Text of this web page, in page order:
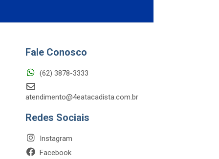
Fale Conosco
(62) 3878-3333
atendimento@4eatacadista.com.br
Redes Sociais
Instagram
Facebook